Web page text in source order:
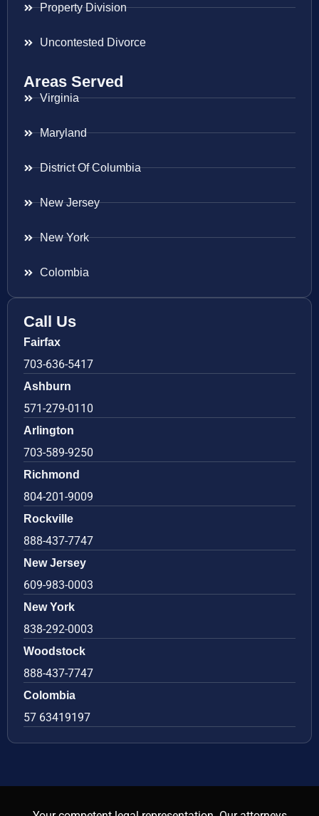
Property Division
Uncontested Divorce
Areas Served
Virginia
Maryland
District Of Columbia
New Jersey
New York
Colombia
Call Us
Fairfax
703-636-5417
Ashburn
571-279-0110
Arlington
703-589-9250
Richmond
804-201-9009
Rockville
888-437-7747
New Jersey
609-983-0003
New York
838-292-0003
Woodstock
888-437-7747
Colombia
57 63419197